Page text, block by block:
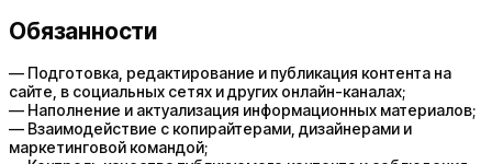
Обязанности
— Подготовка, редактирование и публикация контента на
сайте, в социальных сетях и других онлайн-каналах;
— Наполнение и актуализация информационных материалов;
— Взаимодействие с копирайтерами, дизайнерами и
маркетинговой командой;